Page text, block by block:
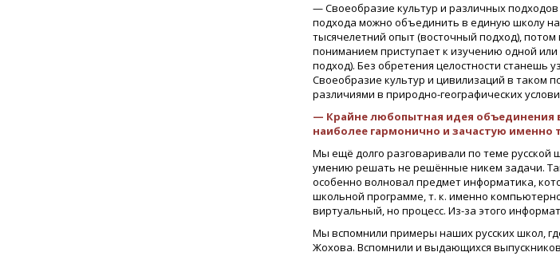
— Своеобразие культур и различных подходов
подхода можно объединить в единую школу
тысячелетний опыт (восточный подход), потом
пониманием приступает к изучению одной
подход). Без обретения целостности станешь
Своеобразие культур и цивилизаций в таком
различиями в природно-географических
— Крайне любопытная идея объединения
наиболее гармонично и зачастую именно
Мы ещё долго разговаривали по теме
умению решать не решённые никем задачи.
особенно волновал предмет информатика,
школьной программе, т. к. именно
виртуальный, но процесс. Из-за этого
Мы вспомнили примеры наших русских школ,
Жохова. Вспомнили и выдающихся